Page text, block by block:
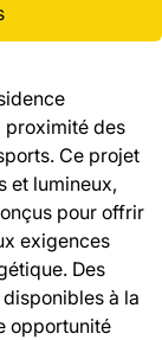
proximité des
Ce projet
et lumineux,
pour offrir
exigences
Des
à la
opportunité